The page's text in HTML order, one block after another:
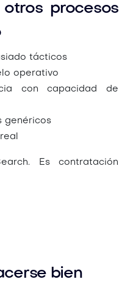
procesos
tácticos
operativo
con capacidad de
genéricos
Es contratación
bien